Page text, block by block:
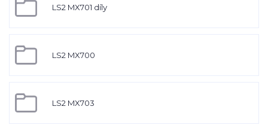
LS2 MX701 díly
LS2 MX700
LS2 MX703